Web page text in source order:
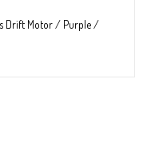
Drift Motor / Purple /